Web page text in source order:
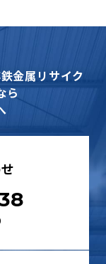
金属リサイク
ら